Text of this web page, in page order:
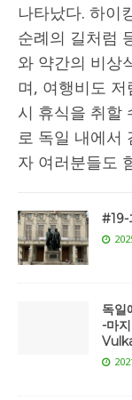
나타났다. 하이
순례의 길처럼
와 약간의 비상
며, 여행비도
시 휴식을 취할
로 독일 내에서
자 여러분들도
#19-
독일
-마